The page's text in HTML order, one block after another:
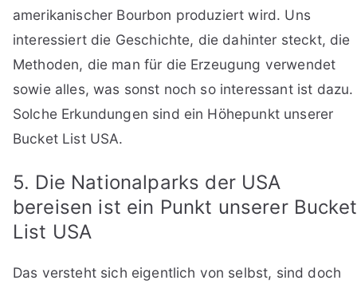
amerikanischer Bourbon produziert wird. Uns
interessiert die Geschichte, die dahinter steckt, die
Methoden, die man für die Erzeugung verwendet
sowie alles, was sonst noch so interessant ist dazu.
Solche Erkundungen sind ein Höhepunkt unserer
Bucket List USA.
5. Die Nationalparks der USA
bereisen ist ein Punkt unserer Bucket
List USA
Das versteht sich eigentlich von selbst, sind doch